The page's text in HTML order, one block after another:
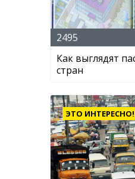
2495
Как выглядят
стран
ЭТО ИНТЕРЕСНО!